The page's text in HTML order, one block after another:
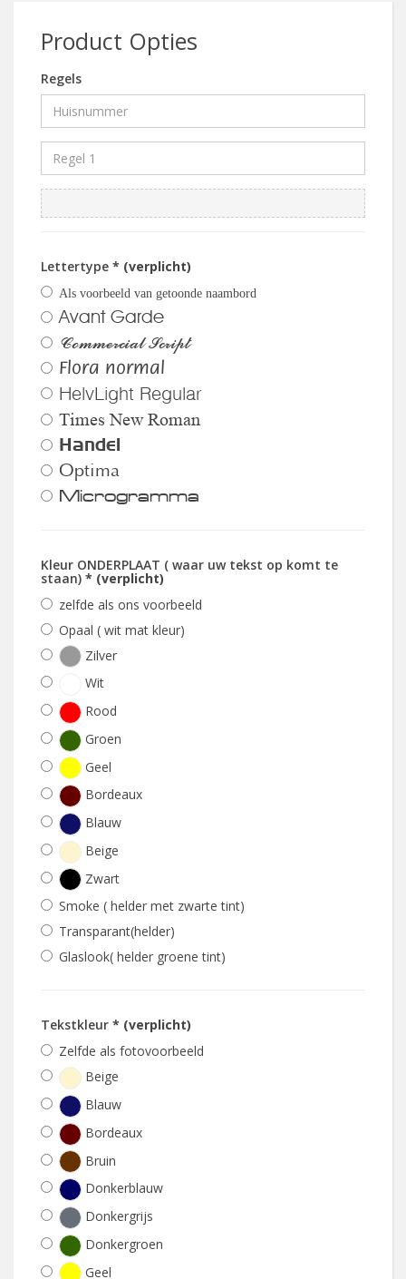
Product Opties
Regels
Lettertype * (verplicht)
Als voorbeeld van getoonde naambord
Avant Garde
Commercial Script
Flora normal
HelvLight Regular
Times New Roman
Handel
Optima
Microgramma
Kleur ONDERPLAAT ( waar uw tekst op komt te
staan) * (verplicht)
zelfde als ons voorbeeld
Opaal ( wit mat kleur)
Zilver
Wit
Rood
Groen
Geel
Bordeaux
Blauw
Beige
Zwart
Smoke ( helder met zwarte tint)
Transparant(helder)
Glaslook( helder groene tint)
Tekstkleur * (verplicht)
Zelfde als fotovoorbeeld
Beige
Blauw
Bordeaux
Bruin
Donkerblauw
Donkergrijs
Donkergroen
Geel